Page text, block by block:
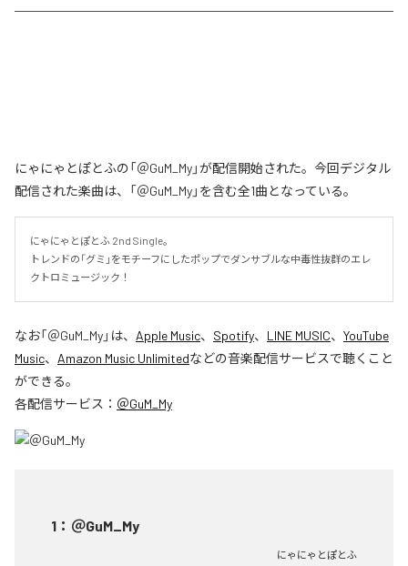
にゃにゃとぽとふの「＠GuM_My」が配信開始された。今回デジタル
配信された楽曲は、「＠GuM_My」を含む全1曲となっている。
にゃにゃとぽとふ 2nd Single。
トレンドの「グミ」をモチーフにしたポップでダンサブルな中毒性抜群のエレ
クトロミュージック！
なお「＠GuM_My」は、 Apple Music、 Spotify、 LINE MUSIC、 YouTube
Music、 Amazon Music Unlimitedなどの音楽配信サービスで聴くこと
ができる。
各配信サービス： ＠GuM_My
1 ： ＠GuM_My
にゃにゃとぽとふ